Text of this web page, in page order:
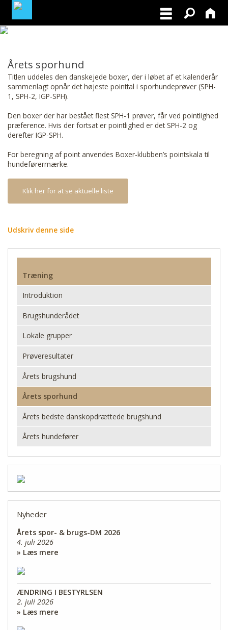
BLIV MEDLEM
Årets sporhund
Titlen uddeles den danskejede boxer, der i løbet af et kalenderår
sammenlagt opnår det højeste pointtal i sporhundeprøver (SPH-
1, SPH-2, IGP-SPH).
Den boxer der har bestået flest SPH-1 prøver, får ved pointlighed
præference. Hvis der fortsat er pointlighed er det SPH-2 og
derefter IGP-SPH.
For beregning af point anvendes Boxer-klubben’s pointskala til
hundeførermærke.
Klik her for at se aktuelle liste
Udskriv denne side
Træning
Introduktion
Brugshunderådet
Lokale grupper
Prøveresultater
Årets brugshund
Årets sporhund
Årets bedste danskopdrættede brugshund
Årets hundefører
Nyheder
Årets spor- & brugs-DM 2026
4. juli 2026
» Læs mere
ÆNDRING I BESTYRLSEN
2. juli 2026
» Læs mere